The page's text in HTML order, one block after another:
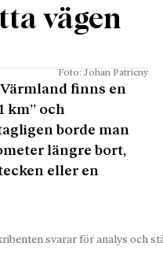
vägen
Foto: Johan Patricny
finns en
km” och
borde man
längre bort,
eller en
svarar för analys och